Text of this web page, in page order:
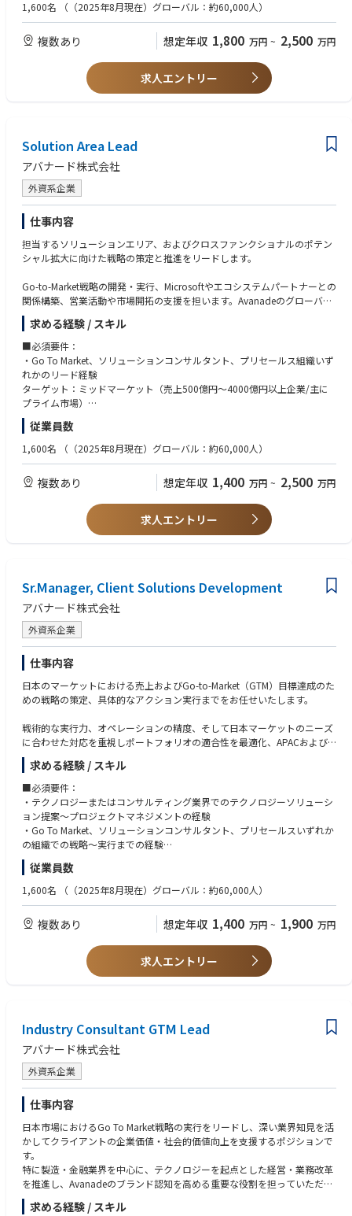
・Power Platform
日本市場の営業・収益・財務目標の達成に向けた戦略立案と実行、品質管
また、日本法人の経営陣ややグロースマーケットのリーダーと連携し、持
続的な成長を実現するための施策を推進します。
CRM、ERP、Power Platform、基幹システムに関する日本市場の戦略の策
MicrosoftおよびAccenture Microsoft Business Groupとの連携によるGo-T
o-Market戦略の構築
クロスオファリング・クロスソリューション領域での成長機会の創出
・営業支援
営業チームとの連携による提案活動の支援
ソリューション設計・提案の監修と利益率の確保
・デリバリー・クライアント対応
エグゼクティブレベルでのクライアント対応と満足度向上
プロジェクトの成功事例の創出と展開
デリバリーリードとの連携による課題解決と成果最大化
・組織・人材開発
人材配置・育成戦略の立案と実行
オフショアチームとの連携による最適なリソース活用
マネージドサービスの拡大と長期的なクライアント関係の構築
※Microsoft技術知見をお持ちでなくとも、オンプレミスのERP製品や他メ
でなぜ MS Dynamics365 が最適なのか」を業務・基盤双方の観点から語
り、クライアントの経営・IT課題の本質に踏み込み価値を訴求できるタイ
プを求めています。
■求める人物像
・組織およびビジネスのトランスフォーメーションのスピード感に応えら
れるタフさ、柔軟性の高さ
・プレイングマネージャー志向
・顧客志向の高さ（直接の顧客対応も厭わない姿勢）
・日本市場の戦略と、グローバル・APACそれぞれの戦略を理解し整合性
を図れるバランス感覚のある方
・業界でのプレゼンスを高めるための発信力に興味関心のある方
1,600名 （（2025年8月現在）グローバル：約60,000人）
複数あり 想定年収 1,800 万円 ~ 2,500 万円
求人エントリー
Solution Area Lead
アバナード株式会社
外資系企業
仕事内容
担当するソリューションエリア、およびクロスファンクショナルのポテン
シャル拡大に向けた戦略の策定と推進をリードします。
Go-to-Market戦略の開発・実行、Microsoftやエコシステムパートナーとの
関係構築、営業活動や市場開拓の支援を担います。Avanadeのグローバル
機能・日本市場・各ソリューションチーム間の連携を推進し、クライアン
トニーズに応える一貫性・スケーラビリティ・迅速性を確保します。
ソリューションエリアについて：
Cloud&AI Platforms/AI Business Solutions/Security
https://www.avanade.com/ja-jp/services/integrated-solutions
Go-to-Market戦略とソリューション開発
・各ソリューションエンジニア・クロスファンクショナルチームのリーダ
ーシップと連携し、GTM戦略を策定・実行
・ソリューションオファリングのパッケージ化とスケーラビリティを推進
・地域チームとの強固なネットワーク構築、ベストプラクティスや市場イ
・GTM拡大に向けた投資計画の策定
・Microsoft製品ロードマップやキャンペーンとの連携、共同イニシアチブ
やコセールイベントの調整
・Microsoft営業リーダーとの四半期レビューを主導し、Microsoftリソー
スを活用した提案強化
市場開発と営業支援
・クライアントへの直接的な提案、デモ、戦略的案件管理
・主要案件のエグゼクティブスポンサーとして参画、または新しいGTMを
試すクライアントの担当
クライアントイベントに参加
・Avanadeの市場メッセージングに協力し、戦略的案件のクライアントリ
ファレンスを確保
社内連携とエネーブルメント
・APAC・セールス・グローバルプラクティス・マーケティング・ソリュ
ーションデリバリーなど各機能と連携し、GTM戦略の実行を支援
・新しいGTMイニシアチブのインキュベーションに参加し、トレンドやス
ケーリング可能な初期機能を特定
・プライシングやアセット開発を含むデリバリー戦略の改善に貢献
求める経験 / スキル
■必須要件：
・Go To Market、ソリューションコンサルタント、プリセールス組織いず
れかのリード経験
ターゲット：ミッドマーケット（売上500億円～4000億円以上企業/主に
プライム市場）
・いずれかの技術知見（Cloud&AI Platforms/AI Business Solutions/Securi
ty）
・テクノロジーを組み合わせたクロスセルおよびクロスファンクショナル
な視点でのクライアントプロジェクトの経験
・グローバルまたはAPACレベルでの英語でのビジネスコミュニケーショ
従業員数
1,600名 （（2025年8月現在）グローバル：約60,000人）
複数あり 想定年収 1,400 万円 ~ 2,500 万円
求人エントリー
Sr.Manager, Client Solutions Development
アバナード株式会社
外資系企業
仕事内容
日本のマーケットにおける売上およびGo-to-Market（GTM）目標達成のた
めの戦略の策定、具体的なアクション実行までをお任せいたします。
戦術的な実行力、オペレーションの精度、そして日本マーケットのニーズ
に合わせた対応を重視しポートフォリオの適合性を最適化、APACおよび
グローバルパートナーとの関係を強化するとともに、GTMキャンペーンの
円滑な実行を担っていただきます。
■主な業務内容
・Go-to-Market戦略と実行
各ソリューションエンジニア・クロスファンクショナルチームのリーダー
シップと連携し、GTM戦略を策定・実行
・ポートフォリオ管理
GTMアセットのライフサイクルを管理し、市場インサイトを活用して提供
内容を最適化
顧客のニーズを確保しながら日本マーケットのポートフォリオ戦略を支援
する
・売上・ROIの達成・管理
ROI最大化、キャンペーンのコンバージョン率向上、新規ソリューション
Microsoftおよびその他のパートナーとの関係を構築し、彼らのアセットを
AvanadeのGTM戦略と照らし合わせローカルでのリード創出を強化
・ブランド強化
効果的なキャンペーンおよびパートナーシップを通じて、日本マーケット
におけるAvanadeのプレゼンスを高め、ブランド認知・評価を向上させる
参考）https://www.avanade.com/ja-jp/services/integrated-solutions
求める経験 / スキル
■必須要件：
・テクノロジーまたはコンサルティング業界でのテクノロジーソリューシ
ョン提案～プロジェクトマネジメントの経験
・Go To Market、ソリューションコンサルタント、プリセールスいずれか
の組織での戦略～実行までの経験
・データドリブンを活用したパフォーマンス改善・最適化の経験
※ターゲット：ミッドマーケット（売上500億円～4000億円以上企業/主
にプライム市場）
せる能力
・ビジネスレベルでの日本語および英語
従業員数
1,600名 （（2025年8月現在）グローバル：約60,000人）
複数あり 想定年収 1,400 万円 ~ 1,900 万円
求人エントリー
Industry Consultant GTM Lead
アバナード株式会社
外資系企業
仕事内容
日本市場におけるGo To Market戦略の実行をリードし、深い業界知見を活
かしてクライアントの企業価値・社会的価値向上を支援するポジションで
す。
特に製造・金融業界を中心に、テクノロジーを起点とした経営・業務改革
を推進し、Avanadeのブランド認知を高める重要な役割を担っていただき
ます。
求める経験 / スキル